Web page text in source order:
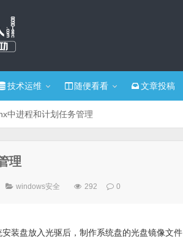
技术运维 随便看看 文章投稿
中进程和计划任务管理
理
windows安全 292 0
装盘放入光驱后，制作系统盘的光盘镜像文件